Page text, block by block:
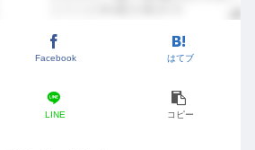
Facebook はてブ
LINE コピー